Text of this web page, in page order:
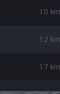
10 km
12 km
17 km